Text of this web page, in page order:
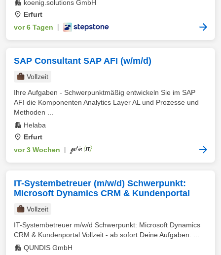
koenig.solutions GmbH
Erfurt
vor 6 Tagen
SAP Consultant SAP AFI (w/m/d)
Vollzeit
Ihre Aufgaben - Schwerpunktmäßig entwickeln Sie im SAP
AFI die Komponenten Analytics Layer AL und Prozesse und
Methoden ...
Helaba
Erfurt
vor 3 Wochen
IT-Systembetreuer (m/w/d) Schwerpunkt:
Microsoft Dynamics CRM & Kundenportal
Vollzeit
IT-Systembetreuer m/w/d Schwerpunkt: Microsoft Dynamics
CRM & Kundenportal Vollzeit - ab sofort Deine Aufgaben: ...
QUNDIS GmbH